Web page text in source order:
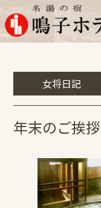
女将日記
年末のご挨拶